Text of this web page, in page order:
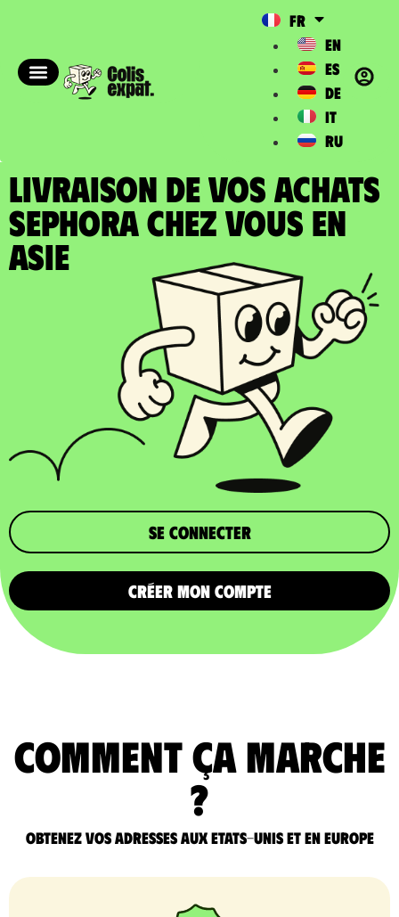
FR
EN
ES
DE
IT
RU
LIVRAISON DE VOS ACHATS
SEPHORA chez vous en
Asie
Se connecter
CRÉER MON COMPTE
comment ça marche
?
Obtenez vos adresses aux Etats-Unis et en Europe